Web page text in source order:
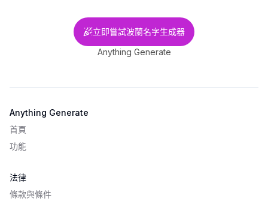
立即嘗試波蘭名字生成器
Anything Generate
Anything Generate
首頁
功能
法律
條款與條件